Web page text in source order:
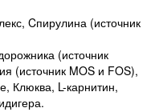
Cпирулина (источник
(источник
(источник MOS и FOS),
Клюква, L-карнитин,